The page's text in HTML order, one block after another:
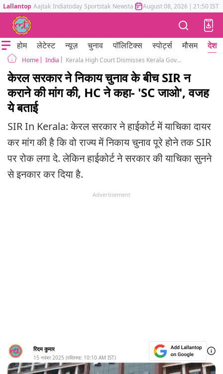
Lallantop Aajtak Indiatoday Sportstak Newstak Mumbai Tak Astrotak
August 08, 2026 | 21:50 IST
होम लेटेस्ट न्यूज़ चुनाव पॉलिटिक्स स्पोर्ट्स मौसम देश
Home India Kerala High Court Dismisses Kerala Govt Plea to Postpone SIR Till Local Body Elections
केरल सरकार ने निकाय चुनाव के बीच SIR न
कराने की मांग की, HC ने कहा- 'SC जाओ', वजह
ये बताई
SIR In Kerala: केरल सरकार ने हाईकोर्ट में याचिका दायर
कर मांग की है कि वो राज्य में निकाय चुनाव पूरे होने तक SIR
पर रोक लगा दे. लेकिन हाईकोर्ट ने सरकार की याचिका सुनने
से इनकार कर दिया है.
Advertisement
रिदम कुमार
15 नवंबर 2025 (पब्लिश्ड: 10:10 AM IST)